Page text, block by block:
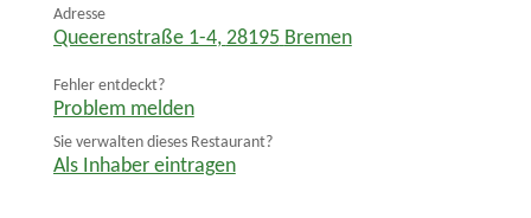
Adresse
Queerenstraße 1-4, 28195 Bremen
Fehler entdeckt?
Problem melden
Sie verwalten dieses Restaurant?
Als Inhaber eintragen